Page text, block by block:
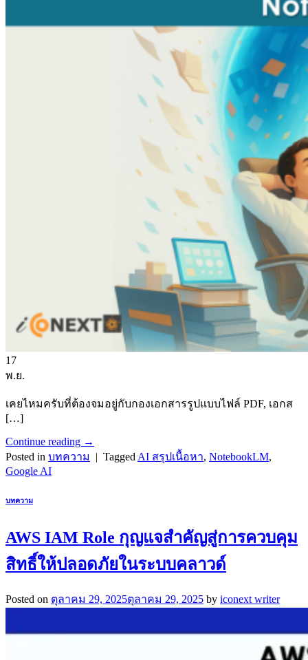
17
พ.ย.
เคยไหมครับที่ต้องจมอยู่กับกองเอกสารรูปแบบไฟล์ PDF, เอกส
[…]
Continue reading →
Posted in บทความ | Tagged AI สรุปเนื้อหา, NotebookLM,
Google AI
บทความ
AWS IAM Role กุญแจสำคัญสู่การควบคุม
สิทธิ์ให้ปลอดภัยในระบบคลาวด์
Posted on ตุลาคม 29, 2025ตุลาคม 29, 2025 by iconext writer